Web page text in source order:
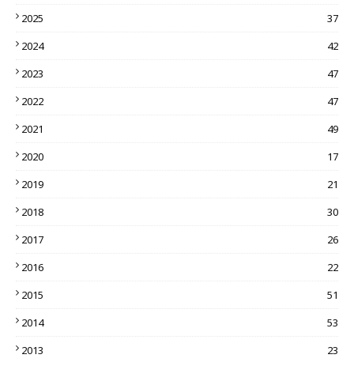
2025
37
2024
42
2023
47
2022
47
2021
49
2020
17
2019
21
2018
30
2017
26
2016
22
2015
51
2014
53
2013
23